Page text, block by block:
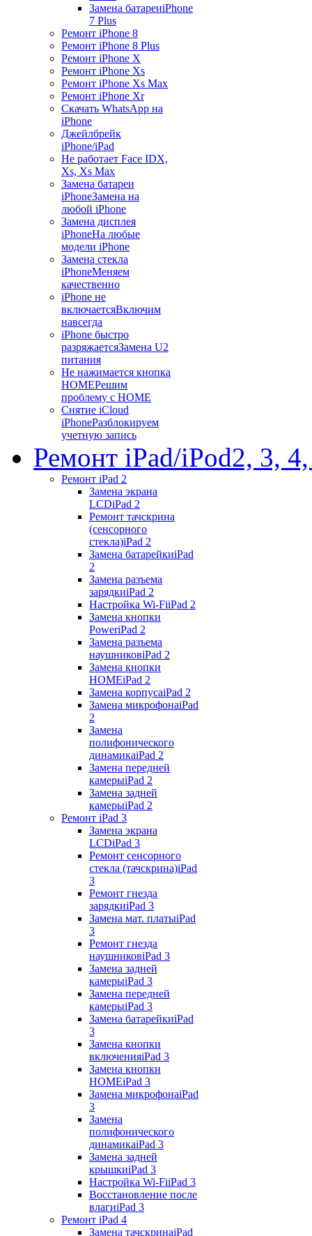
Замена батареиiPhone
7 Plus
Ремонт iPhone 8
Ремонт iPhone 8 Plus
Ремонт iPhone X
Ремонт iPhone Xs
Ремонт iPhone Xs Max
Ремонт iPhone Xr
Скачать WhatsApp на
iPhone
Джейлбрейк
iPhone/iPad
Не работает Face IDX,
Xs, Xs Max
Замена батареи
iPhoneЗамена на
любой iPhone
Замена дисплея
iPhoneНа любые
модели iPhone
Замена стекла
iPhoneМеняем
качественно
iPhone не
включаетсяВключим
навсегда
iPhone быстро
разряжаетсяЗамена U2
питания
Не нажимается кнопка
HOMEРешим
проблему с HOME
Снятие iCloud
iPhoneРазблокируем
учетную запись
Ремонт iPad/iPod2, 3,
Ремонт iPad 2
Замена экрана
LCDiPad 2
Ремонт тачскрина
(сенсорного
стекла)iPad 2
Замена батарейкиiPad
2
Замена разъема
зарядкиiPad 2
Настройка Wi-FiiPad 2
Замена кнопки
PoweriPad 2
Замена разъема
наушниковiPad 2
Замена кнопки
HOMEiPad 2
Замена корпусаiPad 2
Замена микрофонаiPad
2
Замена
полифонического
динамикаiPad 2
Замена передней
камерыiPad 2
Замена задней
камерыiPad 2
Ремонт iPad 3
Замена экрана
LCDiPad 3
Ремонт сенсорного
стекла (тачскрина)iPad
3
Ремонт гнезда
зарядкиiPad 3
Замена мат. платыiPad
3
Ремонт гнезда
наушниковiPad 3
Замена задней
камерыiPad 3
Замена передней
камерыiPad 3
Замена батарейкиiPad
3
Замена кнопки
включенияiPad 3
Замена кнопки
HOMEiPad 3
Замена микрофонаiPad
3
Замена
полифонического
динамикаiPad 3
Замена задней
крышкиiPad 3
Настройка Wi-FiiPad 3
Восстановление после
влагиiPad 3
Ремонт iPad 4
Замена тачскринаiPad